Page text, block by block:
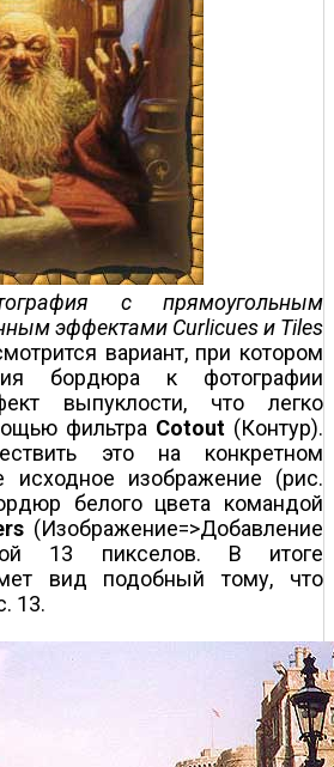
с прямоугольным
эффектами Curlicues и Tiles
вариант, при котором
бордюра к фотографии
выпуклости, что легко
фильтра Cotout (Контур).
это на конкретном
исходное изображение (рис.
белого цвета командой
(Изображение=>Добавление
13 пикселов. В итоге
вид подобный тому, что
13.